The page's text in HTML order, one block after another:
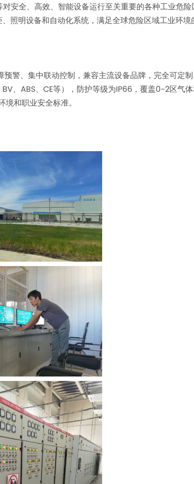
安全、高效、智能设备运行至关重要的各种工业危险
照明设备和自动化系统，满足全球危险区域工业环境
警、集中联动控制，兼容主流设备品牌，完全可定制
、ABS、CE等），防护等级为IP66，覆盖0-2区气
和职业安全标准。